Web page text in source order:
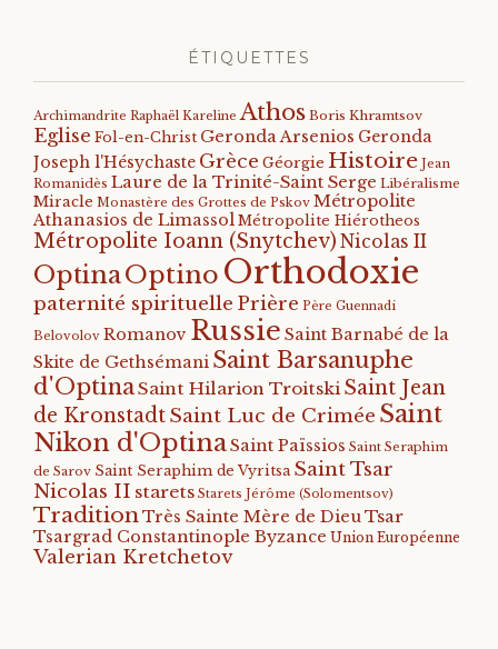
ÉTIQUETTES
Archimandrite Raphaël Kareline Athos Boris Khramtsov
Eglise Fol-en-Christ Geronda Arsenios Geronda
Joseph l'Hésychaste Grèce Géorgie Histoire Jean
Romanidès Laure de la Trinité-Saint Serge Libéralisme
Miracle Monastère des Grottes de Pskov Métropolite
Athanasios de Limassol Métropolite Hiérotheos
Métropolite Ioann (Snytchev) Nicolas II
OptinaOptino Orthodoxie
paternité spirituelle Prière Père Guennadi
Belovolov Romanov Russie Saint Barnabé de la
Skite de Gethsémani Saint Barsanuphe
d'OptinaSaint Hilarion Troitski Saint Jean
de KronstadtSaint Luc de Crimée Saint
Nikon d'OptinaSaint Païssios Saint Seraphim
de Sarov Saint Seraphim de Vyritsa Saint Tsar
Nicolas II starets Starets Jérôme (Solomentsov)
TraditionTrès Sainte Mère de DieuTsar
Tsargrad Constantinople Byzance Union Européenne
Valerian Kretchetov